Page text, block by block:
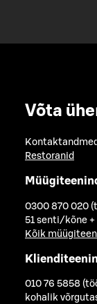
Võta
Restoranid
0300 870 020
51 senti/kõne
Kõik
010 76 5858
kohalik